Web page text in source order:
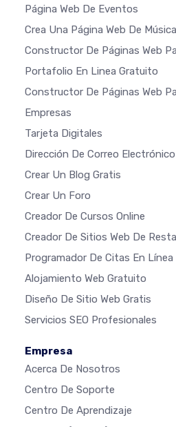
Página Web De Eventos
Crea Una Página Web De Música
Constructor De Páginas Web
Portafolio En Linea Gratuito
Constructor De Páginas Web
Empresas
Tarjeta Digitales
Dirección De Correo
Crear Un Blog Gratis
Crear Un Foro
Creador De Cursos Online
Creador De Sitios Web De
Programador De Citas En Línea
Alojamiento Web Gratuito
Diseño De Sitio Web Gratis
Servicios SEO Profesionales
Empresa
Acerca De Nosotros
Centro De Soporte
Centro De Aprendizaje